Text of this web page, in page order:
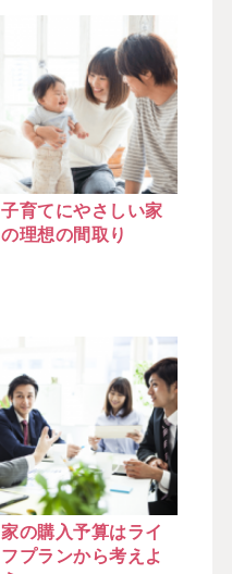
子育てにやさしい家
の理想の間取り
家の購入予算はライ
フプランから考えよ